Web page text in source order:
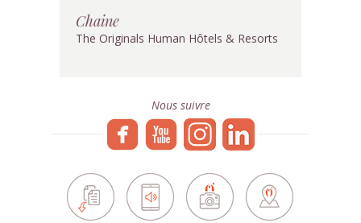
Chaine
The Originals Human Hôtels & Resorts
Nous suivre